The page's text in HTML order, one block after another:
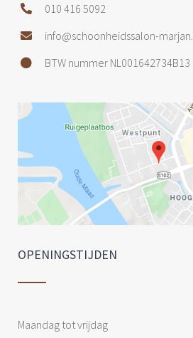
010 416 5092
info@schoonheidssalon-
BTW nummer NL001642734B13
OPENINGSTIJDEN
Maandag tot vrijdag